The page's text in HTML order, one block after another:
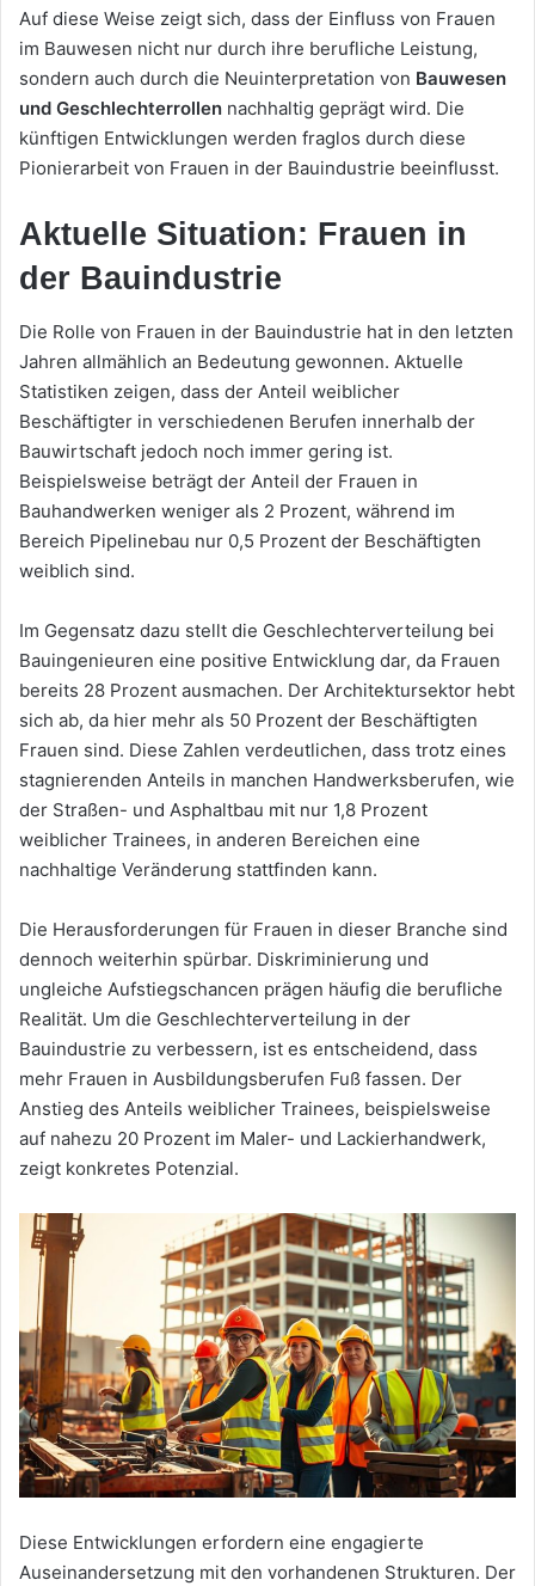
Auf diese Weise zeigt sich, dass der Einfluss von Frauen
im Bauwesen nicht nur durch ihre berufliche Leistung,
sondern auch durch die Neuinterpretation von Bauwesen
und Geschlechterrollen nachhaltig geprägt wird. Die
künftigen Entwicklungen werden fraglos durch diese
Pionierarbeit von Frauen in der Bauindustrie beeinflusst.
Aktuelle Situation: Frauen in
der Bauindustrie
Die Rolle von Frauen in der Bauindustrie hat in den letzten
Jahren allmählich an Bedeutung gewonnen. Aktuelle
Statistiken zeigen, dass der Anteil weiblicher
Beschäftigter in verschiedenen Berufen innerhalb der
Bauwirtschaft jedoch noch immer gering ist.
Beispielsweise beträgt der Anteil der Frauen in
Bauhandwerken weniger als 2 Prozent, während im
Bereich Pipelinebau nur 0,5 Prozent der Beschäftigten
weiblich sind.
Im Gegensatz dazu stellt die Geschlechterverteilung bei
Bauingenieuren eine positive Entwicklung dar, da Frauen
bereits 28 Prozent ausmachen. Der Architektursektor hebt
sich ab, da hier mehr als 50 Prozent der Beschäftigten
Frauen sind. Diese Zahlen verdeutlichen, dass trotz eines
stagnierenden Anteils in manchen Handwerksberufen, wie
der Straßen- und Asphaltbau mit nur 1,8 Prozent
weiblicher Trainees, in anderen Bereichen eine
nachhaltige Veränderung stattfinden kann.
Die Herausforderungen für Frauen in dieser Branche sind
dennoch weiterhin spürbar. Diskriminierung und
ungleiche Aufstiegschancen prägen häufig die berufliche
Realität. Um die Geschlechterverteilung in der
Bauindustrie zu verbessern, ist es entscheidend, dass
mehr Frauen in Ausbildungsberufen Fuß fassen. Der
Anstieg des Anteils weiblicher Trainees, beispielsweise
auf nahezu 20 Prozent im Maler- und Lackierhandwerk,
zeigt konkretes Potenzial.
Diese Entwicklungen erfordern eine engagierte
Auseinandersetzung mit den vorhandenen Strukturen. Der